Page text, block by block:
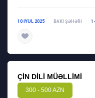
10 IYUL 2025 BAKI ŞƏHƏRI
ÇIN DILI MÜƏLLIMI
300 - 500 AZN